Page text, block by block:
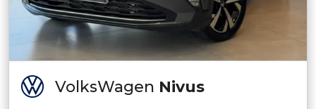
VolksWagen Nivus